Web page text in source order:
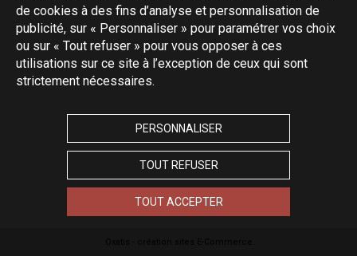
de cookies à des fins d’analyse et personnalisation de
publicité, sur « Personnaliser » pour paramétrer vos choix
ou sur « Tout refuser » pour vous opposer à ces
utilisations sur ce site à l’exception de ceux qui sont
strictement nécessaires.
PERSONNALISER
TOUT REFUSER
TOUT ACCEPTER